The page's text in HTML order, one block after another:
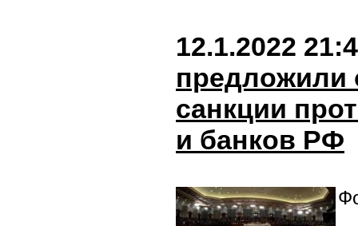
12.1.2022
предложили
санкции
и банков РФ